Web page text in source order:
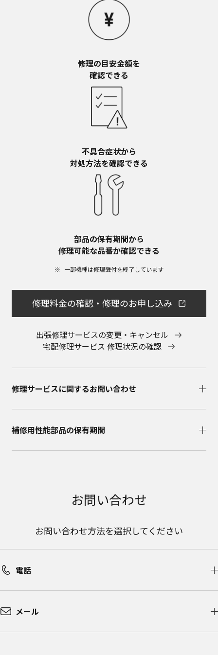
お近くの当社商品の取扱店、または当社サービス
会社に直接お問い合わせください。
本ウェブサイトのサービスに係わる損害の免責
本ウェブサイトのサービスの利用、または利用できな
断・営業情報の損失などによる損害を含む）が生じ、
たとえそのような損害の発生や第三者からの賠償請求
の可能性があることについてあらかじめ知らされた場
合でも、当社は一切責任を負いませんことをご了承く
本ウェブサイトのサービスの中止、変更など
本ウェブサイトのサービスは予告なく中止、または内
お問い合わせ
取扱説明書は、商品をご購入いただいたお客様のため
の資料です。本ウェブサイトに公開されている取扱説
明書について、ご購入のお客様以外からのお問い合わ
せにはお応えできない場合がありますことを、ご了承
修理の目安金額を​
確認できる
不具合症状から​
対処方法を確認できる
部品の保有期間から​
修理可能な品番か確認できる
一部機種は修理受付を終了しています​
修理料金の確認・修理のお申し込み
出張修理サービスの変更・キャンセル
宅配修理サービス 修理状況の確認
修理サービスに関するお問い合わせ​
補修用性能部品の保有期間​
お問い合わせ
お問い合わせ方法を選択してください
電話
メール